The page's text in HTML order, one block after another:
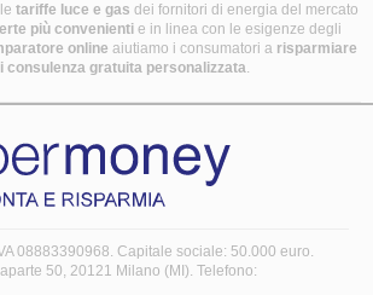
tariffe luce e gas dei fornitori di energia del mercato
più convenienti e in linea con le esigenze degli
online aiutiamo i consumatori a risparmiare
consulenza gratuita personalizzata.
08883390968. Capitale sociale: 50.000 euro.
50, 20121 Milano (MI). Telefono: